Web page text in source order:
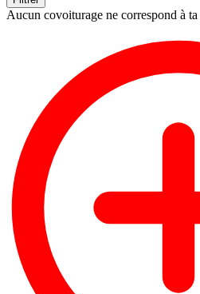
Aucun covoiturage ne correspond à